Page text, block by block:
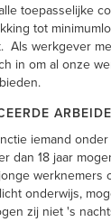
toepasselijke
tot
Als werkgever
in om al onze
iemand
dan 18 jaar
werknemers
onderwijs,
zij niet 's